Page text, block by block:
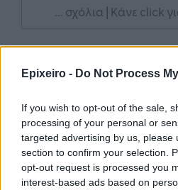
Epixeiro - Do Not Process
If you wish to opt-out of the sale,
processing of your personal or
targeted advertising by us, please
section to confirm your selection.
opt-out request is processed you
interest-based ads based on
... σχόλια | Κάνε click